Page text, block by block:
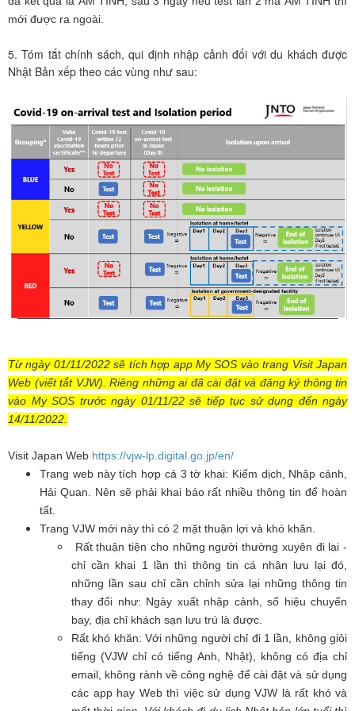
mới được ra ngoài.
5. Tóm tắt chính sách, qui định nhập cảnh đối với du khách được
Nhật Bản xếp theo các vùng như sau:
Từ ngày 01/11/2022 sẽ tích hợp app My SOS vào trang Visit Japan
Web (viết tắt VJW). Riêng những ai đã cài đặt và đăng ký thông tin
vào My SOS trước ngày 01/11/22 sẽ tiếp tục sử dụng đến ngày
14/11/2022.
Visit Japan Web https://vjw-lp.digital.go.jp/en/
Trang web này tích hợp cả 3 tờ khai: Kiểm dịch, Nhập cảnh,
Hải Quan. Nên sẽ phải khai báo rất nhiều thông tin để hoàn
tất.
Trang VJW mới này thì có 2 mặt thuận lợi và khó khăn.
Rất thuận tiện cho những người thường xuyên đi lại -
chỉ cần khai 1 lần thì thông tin cá nhân lưu lại đó,
những lần sau chỉ cần chỉnh sửa lại những thông tin
thay đổi như: Ngày xuất nhập cảnh, số hiệu chuyến
bay, địa chỉ khách sạn lưu trú là được.
Rất khó khăn: Với những người chỉ đi 1 lần, không giỏi
tiếng (VJW chỉ có tiếng Anh, Nhật), không có địa chỉ
email, không rành về công nghệ để cài đặt và sử dụng
các app hay Web thì việc sử dụng VJW là rất khó và